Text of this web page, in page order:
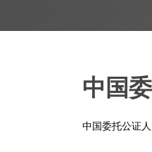
中国
中国委托公证